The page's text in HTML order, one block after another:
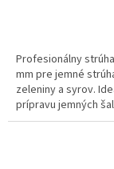
Profesionálny
mm pre jemné
zeleniny a syrov.
prípravu jemných
posýpok alebo ako